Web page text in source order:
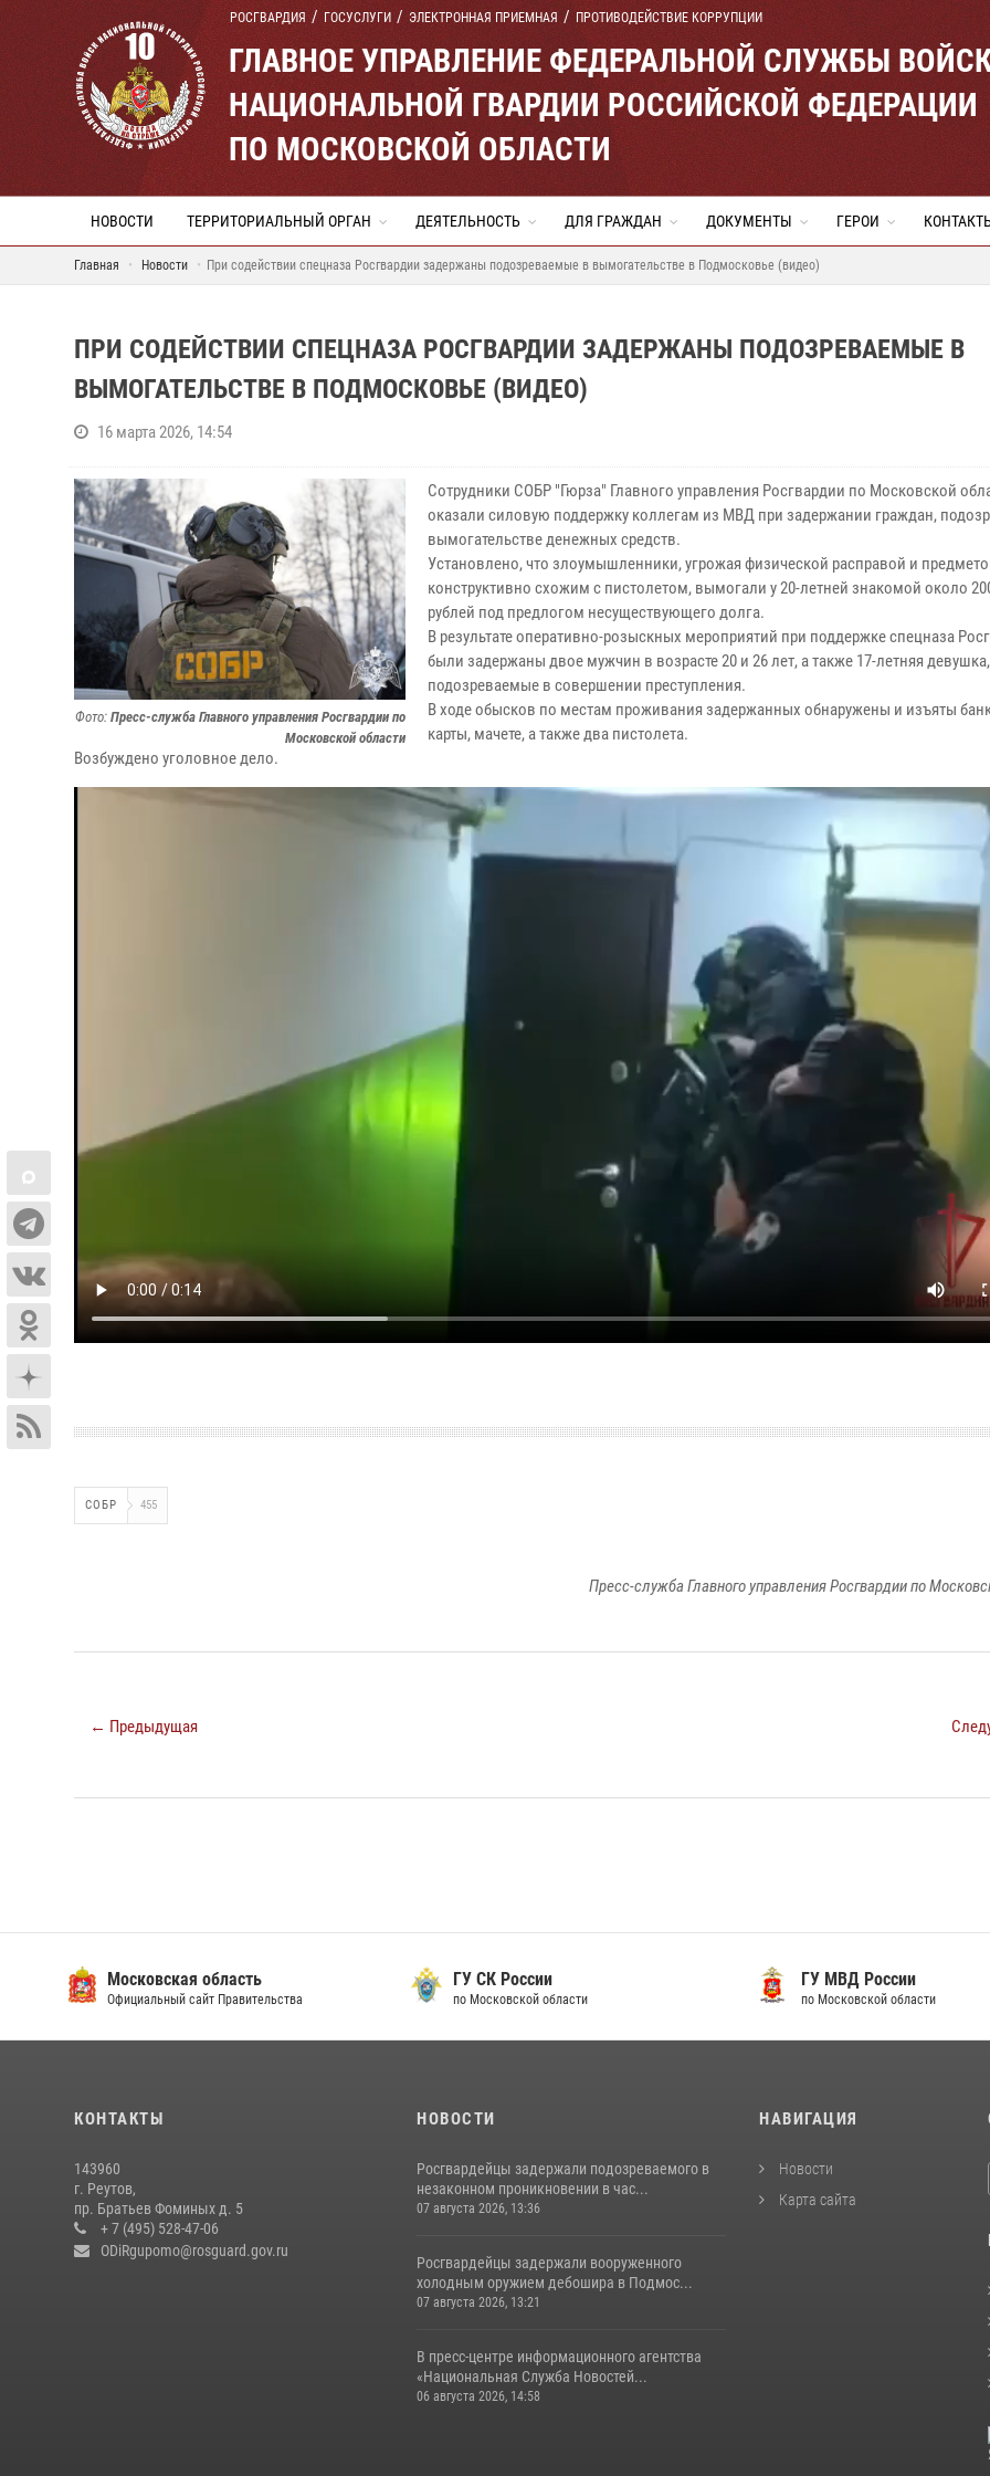
РОСГВАРДИЯ ГОСУСЛУГИ ЭЛЕКТРОННАЯ ПРИЕМНАЯ ПРОТИВОДЕЙСТВИЕ КОРРУПЦИИ
ГЛАВНОЕ УПРАВЛЕНИЕ ФЕДЕРАЛЬНОЙ СЛУЖБЫ
НАЦИОНАЛЬНОЙ ГВАРДИИ РОССИЙСКОЙ ФЕДЕРАЦИИ
ПО МОСКОВСКОЙ ОБЛАСТИ
НОВОСТИ ТЕРРИТОРИАЛЬНЫЙ ОРГАН ДЕЯТЕЛЬНОСТЬ ДЛЯ ГРАЖДАН ДОКУМЕНТЫ ГЕРОИ
Главная Новости При содействии спецназа Росгвардии задержаны подозреваемые в вымогательстве в Подмосковье (видео)
ПРИ СОДЕЙСТВИИ СПЕЦНАЗА РОСГВАРДИИ ЗАДЕРЖАНЫ ПОДОЗРЕВАЕМЫЕ В
ВЫМОГАТЕЛЬСТВЕ В ПОДМОСКОВЬЕ (ВИДЕО)
16 марта 2026, 14:54
Фото: Пресс-служба Главного управления Росгвардии по
Московской области
Сотрудники СОБР "Гюрза" Главного управления Росгвардии по Московской
оказали силовую поддержку коллегам из МВД при задержании граждан,
вымогательстве денежных средств.
Установлено, что злоумышленники, угрожая физической расправой и
конструктивно схожим с пистолетом, вымогали у 20-летней знакомой около
рублей под предлогом несуществующего долга.
В результате оперативно-розыскных мероприятий при поддержке спецназа
были задержаны двое мужчин в возрасте 20 и 26 лет, а также 17-летняя девушка,
подозреваемые в совершении преступления.
В ходе обысков по местам проживания задержанных обнаружены и изъяты
карты, мачете, а также два пистолета.
Возбуждено уголовное дело.
СОБР 455
Пресс-служба Главного управления Росгвардии по
← Предыдущая
Московская область
Официальный сайт Правительства
ГУ СК России
по Московской области
ГУ МВД России
по Московской области
КОНТАКТЫ
143960
г. Реутов,
пр. Братьев Фоминых д. 5
+ 7 (495) 528-47-06
ODiRgupomo@rosguard.gov.ru
НОВОСТИ
Росгвардейцы задержали подозреваемого в
незаконном проникновении в час...
07 августа 2026, 13:36
Росгвардейцы задержали вооруженного
холодным оружием дебошира в Подмос...
07 августа 2026, 13:21
В пресс-центре информационного агентства
«Национальная Служба Новостей...
06 августа 2026, 14:58
НАВИГАЦИЯ
Новости
Карта сайта